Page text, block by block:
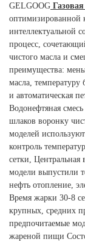
GELGOOG
оптимизированной
интеллектуальной
процесс,
чистого масла и
преимущества:
масла, температуру
и автоматическая
Водонефтяная
шлаков воронку
моделей
контроль
сетки, Центральная
модели выпустили
нефть отопление,
Время жарки 30-8
крупных, средних
предпочитаемые
жареной пищи